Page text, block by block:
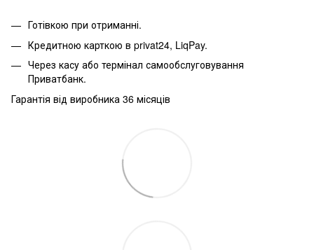
Готівкою при отриманні.
Кредитною карткою в privat24, LiqPay.
Через касу або термінал самообслуговування
Приватбанк.
Гарантія від виробника 36 місяців